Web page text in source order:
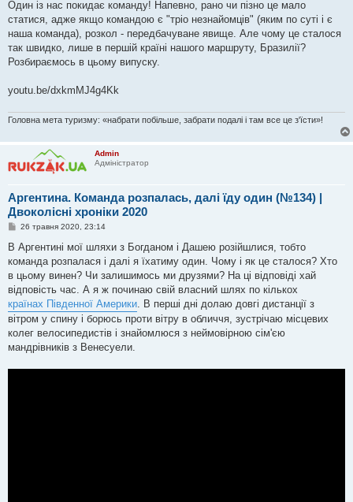
в
і
д
о
л
е
я
Один із нас покидає команду! Напевно, рано чи пізно це мало
статися, адже якщо командою є "тріо незнайомців" (яким по суті і є
наша команда), розкол - передбачуване явище. Але чому це сталося
так швидко, лише в першій країні нашого маршруту, Бразилії?
Розбираємось в цьому випуску.
youtu.be/dxkmMJ4g4Kk
Головна мета туризму: «набрати побільше, забрати подалі і там все це з'їсти»!
Admin
Адміністратор
Аргентина. Команда розпалась, далі їду один (№134) |
Двоколісні хроніки 2020
П
в
д
о
м
л
е
н
н
я
26 травня 2020, 23:14
В Аргентині мої шляхи з Богданом і Дашею розійшлися, тобто
команда розпалася і далі я їхатиму один. Чому і як це сталося? Хто
в цьому винен? Чи залишимось ми друзями? На ці відповіді хай
відповість час. А я ж починаю свій власний шлях по кількох
країнах Південної Америки. В перші дні долаю довгі дистанції з
вітром у спину і борюсь проти вітру в обличчя, зустрічаю місцевих
колег велосипедистів і знайомлюся з неймовірною сім'єю
мандрівників з Венесуели.